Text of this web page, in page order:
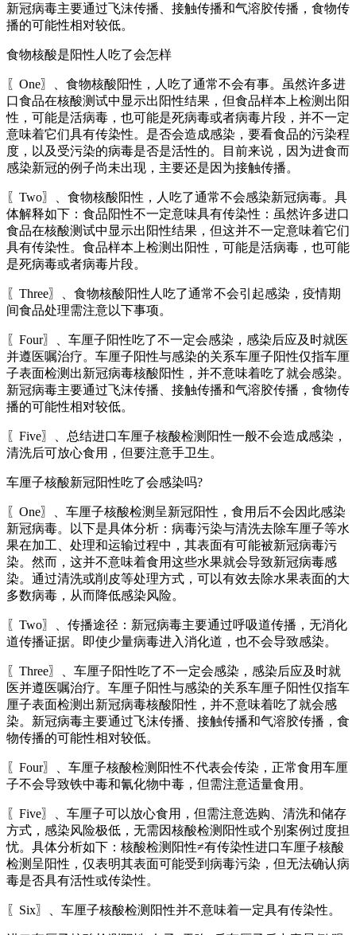
新冠病毒主要通过飞沫传播、接触传播和气溶胶传播，食物传
播的可能性相对较低。
食物核酸是阳性人吃了会怎样
〖One〗、食物核酸阳性，人吃了通常不会有事。虽然许多进
口食品在核酸测试中显示出阳性结果，但食品样本上检测出阳
性，可能是活病毒，也可能是死病毒或者病毒片段，并不一定
意味着它们具有传染性。是否会造成感染，要看食品的污染程
度，以及受污染的病毒是否是活性的。目前来说，因为进食而
感染新冠的例子尚未出现，主要还是因为接触传播。
〖Two〗、食物核酸阳性，人吃了通常不会感染新冠病毒。具
体解释如下：食品阳性不一定意味具有传染性：虽然许多进口
食品在核酸测试中显示出阳性结果，但这并不一定意味着它们
具有传染性。食品样本上检测出阳性，可能是活病毒，也可能
是死病毒或者病毒片段。
〖Three〗、食物核酸阳性人吃了通常不会引起感染，疫情期
间食品处理需注意以下事项。
〖Four〗、车厘子阳性吃了不一定会感染，感染后应及时就医
并遵医嘱治疗。车厘子阳性与感染的关系车厘子阳性仅指车厘
子表面检测出新冠病毒核酸阳性，并不意味着吃了就会感染。
新冠病毒主要通过飞沫传播、接触传播和气溶胶传播，食物传
播的可能性相对较低。
〖Five〗、总结进口车厘子核酸检测阳性一般不会造成感染，
清洗后可放心食用，但要注意手卫生。
车厘子核酸新冠阳性吃了会感染吗?
〖One〗、车厘子核酸检测呈新冠阳性，食用后不会因此感染
新冠病毒。以下是具体分析：病毒污染与清洗去除车厘子等水
果在加工、处理和运输过程中，其表面有可能被新冠病毒污
染。然而，这并不意味着食用这些水果就会导致新冠病毒感
染。通过清洗或削皮等处理方式，可以有效去除水果表面的大
多数病毒，从而降低感染风险。
〖Two〗、传播途径：新冠病毒主要通过呼吸道传播，无消化
道传播证据。即使少量病毒进入消化道，也不会导致感染。
〖Three〗、车厘子阳性吃了不一定会感染，感染后应及时就
医并遵医嘱治疗。车厘子阳性与感染的关系车厘子阳性仅指车
厘子表面检测出新冠病毒核酸阳性，并不意味着吃了就会感
染。新冠病毒主要通过飞沫传播、接触传播和气溶胶传播，食
物传播的可能性相对较低。
〖Four〗、车厘子核酸检测阳性不代表会传染，正常食用车厘
子不会导致铁中毒和氰化物中毒，但需注意适量食用。
〖Five〗、车厘子可以放心食用，但需注意选购、清洗和储存
方式，感染风险极低，无需因核酸检测阳性或个别案例过度担
忧。具体分析如下：核酸检测阳性≠有传染性进口车厘子核酸
检测呈阳性，仅表明其表面可能受到病毒污染，但无法确认病
毒是否具有活性或传染性。
〖Six〗、车厘子核酸检测阳性并不意味着一定具有传染性。